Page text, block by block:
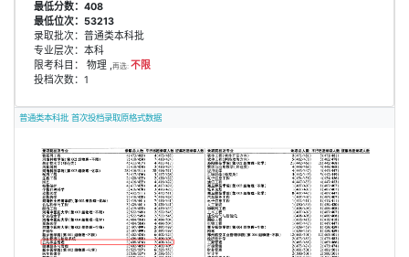
最低分数：408
最低位次：53213
录取批次：普通类本科批
专业层次：本科
限考科目： 物理 ,再选: 不限
投档次数：1
普通类本科批 首次投档录取原格式数据